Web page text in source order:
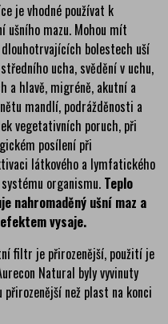
je vhodné používat k
ušního mazu. Mohou mít
bolestech uší
ucha, svědění v uchu,
a hlavě, migréně, akutní a
mandlí, podrážděnosti a
vegetativních poruch, při
posílení při
látkového a lymfatického
organismu. Teplo
nahromaděný ušní maz a
vysaje.
filtr je přirozenější, použití je
Natural byly vyvinuty
než plast na konci